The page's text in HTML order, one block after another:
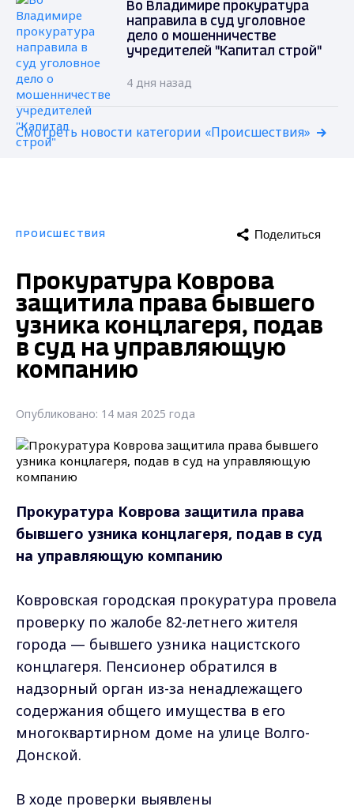
Во Владимире прокуратура
направила в суд уголовное
дело о мошенничестве
учредителей "Капитал строй"
4 дня назад
Смотреть новости категории «Происшествия»
ПРОИСШЕСТВИЯ Поделиться
Прокуратура Коврова
защитила права бывшего
узника концлагеря, подав
в суд на управляющую
компанию
Опубликовано: 14 мая 2025 года
Прокуратура Коврова защитила права
бывшего узника концлагеря, подав в суд
на управляющую компанию
Ковровская городская прокуратура провела
проверку по жалобе 82-летнего жителя
города — бывшего узника нацистского
концлагеря. Пенсионер обратился в
надзорный орган из-за ненадлежащего
содержания общего имущества в его
многоквартирном доме на улице Волго-
Донской.
В ходе проверки выявлены